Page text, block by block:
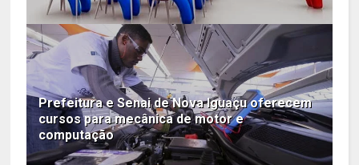
Prefeitura e Senai de Nova Iguaçu oferecem
cursos para mecânica de motor e
computação